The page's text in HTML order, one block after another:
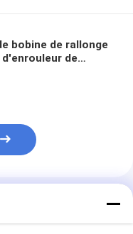
bobine de rallonge
de